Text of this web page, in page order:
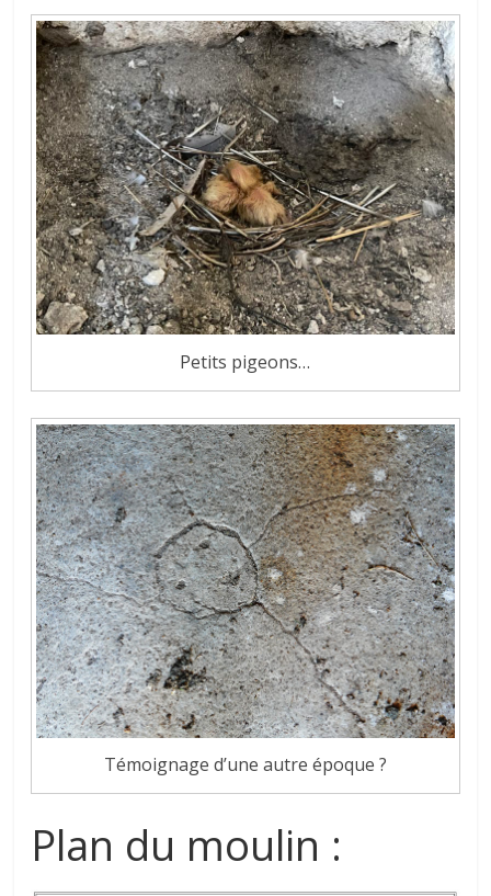
Petits pigeons…
Témoignage d’une autre époque ?
Plan du moulin :